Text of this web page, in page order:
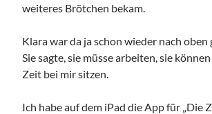
weiteres Brötchen bekam.
Klara war da ja schon wieder nach oben
Sie sagte, sie müsse arbeiten, sie
Zeit bei mir sitzen.
Ich habe auf dem iPad die App für „Die